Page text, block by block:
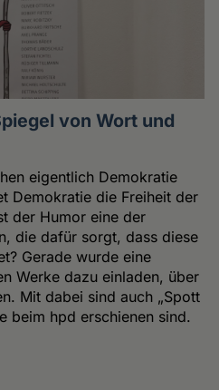
von Wort und
eigentlich Demokratie
Demokratie die Freiheit der
der Humor eine der
die dafür sorgt, dass diese
Gerade wurde eine
Werke dazu einladen, über
Mit dabei sind auch „Spott
beim hpd erschienen sind.